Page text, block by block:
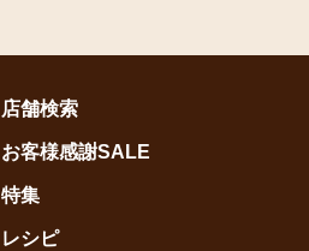
店舗検索
お客様感謝SALE
特集
レシピ